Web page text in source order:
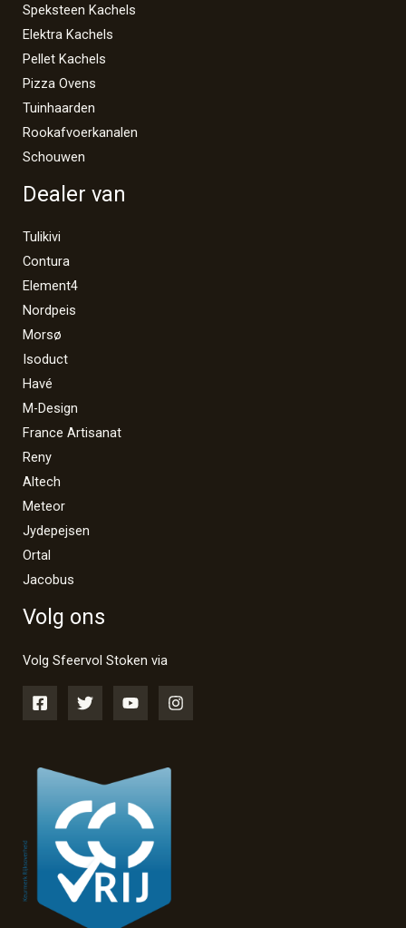
Speksteen Kachels
Elektra Kachels
Pellet Kachels
Pizza Ovens
Tuinhaarden
Rookafvoerkanalen
Schouwen
Dealer van
Tulikivi
Contura
Element4
Nordpeis
Morsø
Isoduct
Havé
M-Design
France Artisanat
Reny
Altech
Meteor
Jydepejsen
Ortal
Jacobus
Volg ons
Volg Sfeervol Stoken via